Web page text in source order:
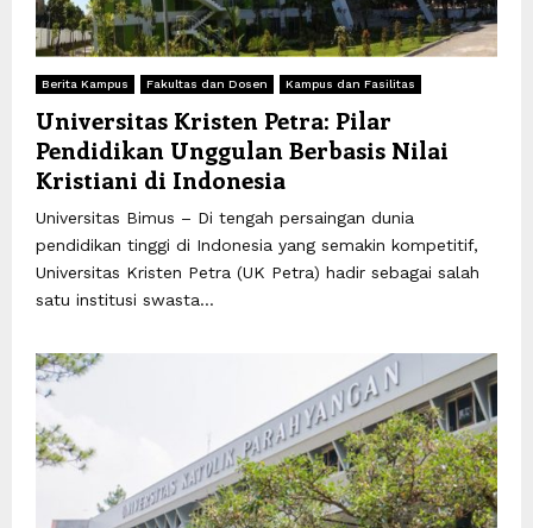
Berita Kampus Fakultas dan Dosen Kampus dan Fasilitas
Universitas Kristen Petra: Pilar
Pendidikan Unggulan Berbasis Nilai
Kristiani di Indonesia
Universitas Bimus – Di tengah persaingan dunia
pendidikan tinggi di Indonesia yang semakin kompetitif,
Universitas Kristen Petra (UK Petra) hadir sebagai salah
satu institusi swasta...